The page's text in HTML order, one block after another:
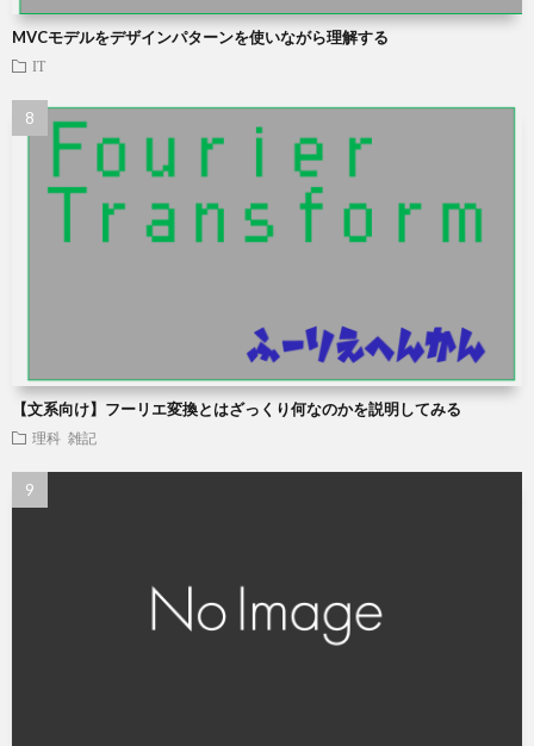
MVCモデルをデザインパターンを使いながら理解する
IT
【文系向け】フーリエ変換とはざっくり何なのかを説明してみる
理科 雑記